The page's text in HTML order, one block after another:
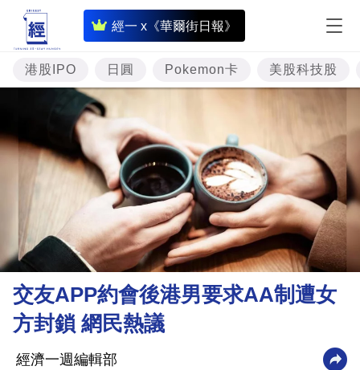
經一 x《華爾街日報》
即
時
財
經
專
題
投
資
樓
市
理
財
商
業
港股IPO 日圓 Pokemon卡 美股科技股
交友APP約會後港男要求AA制遭女
方封鎖 網民熱議
經濟一週編輯部